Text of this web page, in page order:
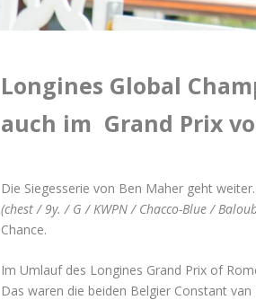
Longines Global
auch im Grand Prix
Die Siegesserie von Ben Maher geht
(chest / 9y. / G / KWPN / Chacco-Blue /
Chance.
Im Umlauf des Longines Grand Prix of
Das waren die beiden Belgier Constant